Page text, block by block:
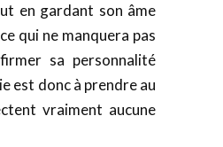
en gardant son âme
qui ne manquera pas
sa personnalité
est donc à prendre au
vraiment aucune